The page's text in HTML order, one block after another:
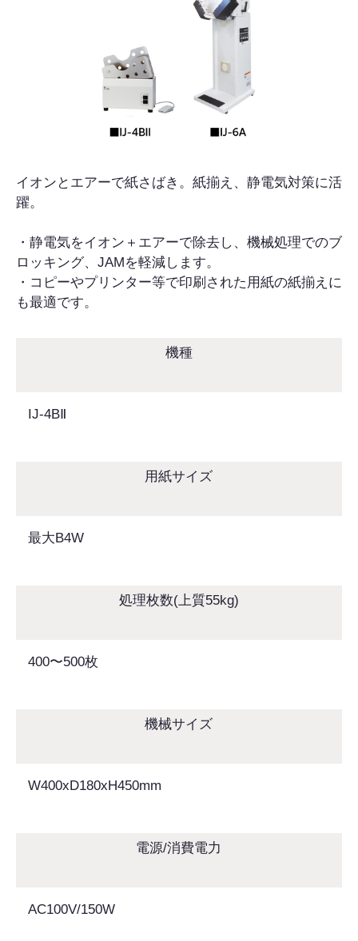
イオンとエアーで紙さばき。紙揃え、静電気対策に活
躍。
・静電気をイオン＋エアーで除去し、機械処理でのブ
ロッキング、JAMを軽減します。
・コピーやプリンター等で印刷された用紙の紙揃えに
も最適です。
機種
IJ-4BⅡ
用紙サイズ
最大B4W
処理枚数(上質55kg)
400〜500枚
機械サイズ
W400xD180xH450mm
電源/消費電力
AC100V/150W